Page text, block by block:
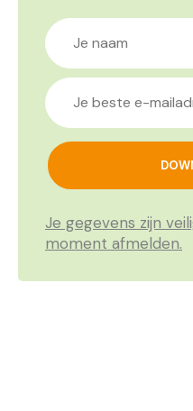
Je gegevens zijn
moment afmelden.